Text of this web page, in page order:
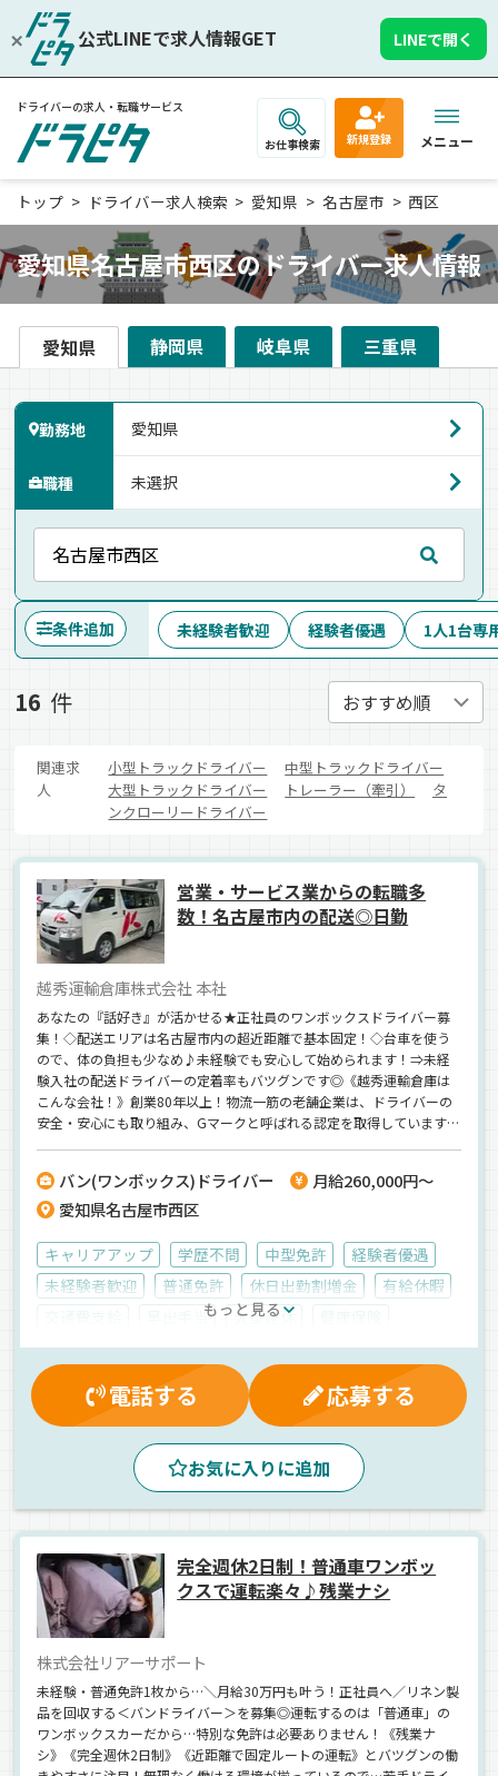
公式LINEで求人情報GET LINEで開く
ドライバーの求人・転職サービス
お仕事検索 新規登録 メニュー
トップ ドライバー求人検索 愛知県 名古屋市 西区
愛知県名古屋市西区のドライバー求人情報
愛知県 静岡県 岐阜県 三重県
勤務地
職種
条件追加 未経験者歓迎 経験者優遇 1人1台専
16 件
関連求
人
小型トラックドライバー
中型トラックドライバー
大型トラックドライバー
トレーラー（牽引）
タ
ンクローリードライバー
営業・サービス業からの転職多
数！名古屋市内の配送◎日勤
越秀運輸倉庫株式会社 本社
あなたの『話好き』が活かせる★正社員のワンボックスドライバー募
集！◇配送エリアは名古屋市内の超近距離で基本固定！◇台車を使う
ので、体の負担も少なめ♪未経験でも安心して始められます！⇒未経
験入社の配送ドライバーの定着率もバツグンです◎《越秀運輸倉庫は
こんな会社！》創業80年以上！物流一筋の老舗企業は、ドライバーの
安全・安心にも取り組み、Gマークと呼ばれる認定を取得しています◎
★ バン(ワンボックス)ドライバー
月給260,000円～
愛知県名古屋市西区
キャリアアップ 学歴不問 中型免許
経験者優遇
未経験者歓迎
普通免許 休日出勤割増金
有給休暇
早出手当 大型連休
無事故手当
制服・作業着貸与
資格取得制度
マイカー通勤可
皆勤手当
労災保険
厚生年金 昇給 決算賞与
雇用保険
早朝 朝 ルート配送
個店配送
バックアイモニター装備
1人1台専用車
ドライブレコーダー
手積み 地場
飲料水
ワンボックス
正社員
もっと見る
電話する 応募する
お気に入りに追加
完全週休2日制！普通車ワンボッ
クスで運転楽々♪残業ナシ
株式会社リアーサポート
未経験・普通免許1枚から…＼月給30万円も叶う！正社員へ／リネン製
品を回収する＜バンドライバー＞を募集◎運転するのは「普通車」の
ワンボックスカーだから…特別な免許は必要ありません！《残業ナ
シ》《完全週休2日制》《近距離で固定ルートの運転》とバツグンの働